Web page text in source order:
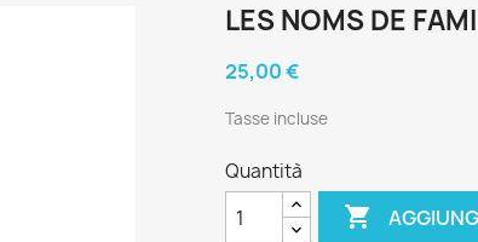
LES NOMS DE
25,00 €
Tasse incluse
Quantità
